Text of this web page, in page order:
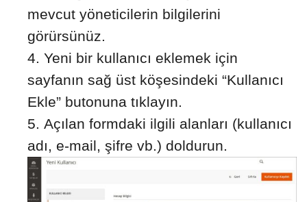
mevcut yöneticilerin bilgilerini
görürsünüz.
Yeni bir kullanıcı eklemek için
sayfanın sağ üst köşesindeki “Kullanıcı
Ekle” butonuna tıklayın.
Açılan formdaki ilgili alanları (kullanıcı
adı, e-mail, şifre vb.) doldurun.